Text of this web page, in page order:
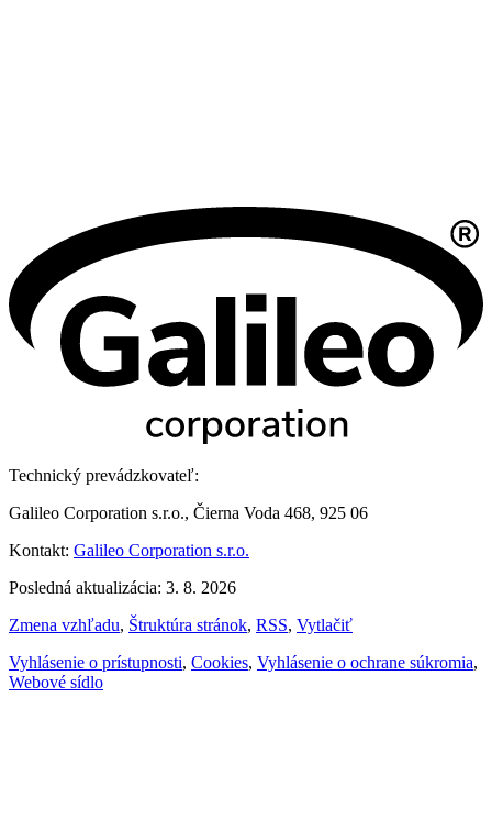
Technický prevádzkovateľ:
Galileo Corporation s.r.o., Čierna Voda 468, 925 06
Kontakt: Galileo Corporation s.r.o.
Posledná aktualizácia: 3. 8. 2026
Zmena vzhľadu, Štruktúra stránok, RSS, Vytlačiť
Vyhlásenie o prístupnosti, Cookies, Vyhlásenie o ochrane súkromia,
Webové sídlo